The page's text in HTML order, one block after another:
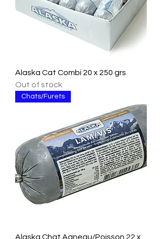
Alaska Cat Combi 20 x 250 grs
Out of stock
Chats/Furets
Alaska Chat Agneau/Poisson 22 x